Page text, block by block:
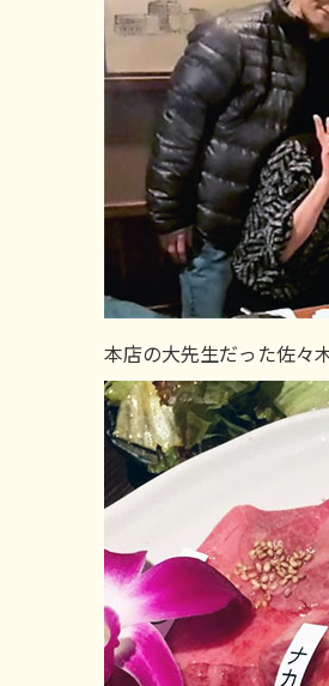
本店の大先生だった佐々